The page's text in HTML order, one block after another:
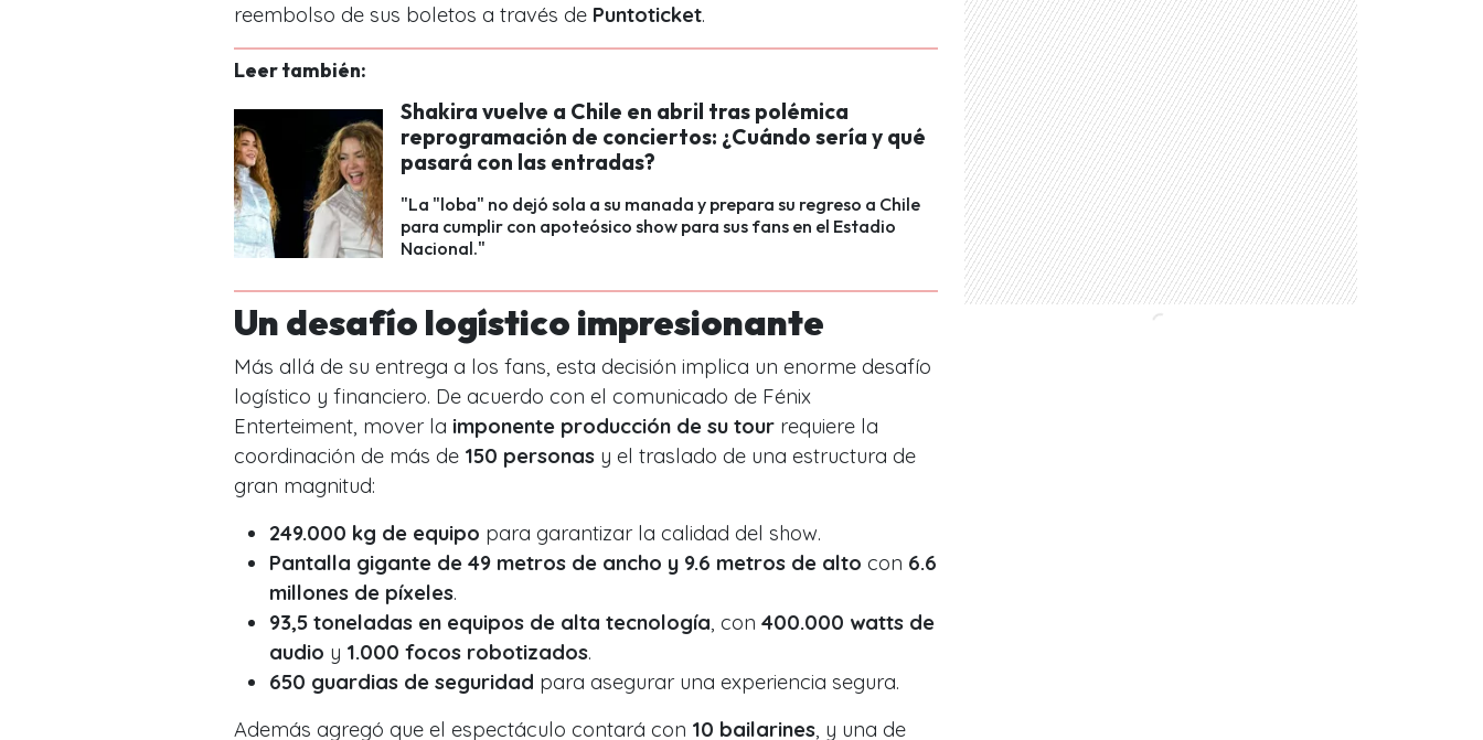
reembolso de sus boletos a través de Puntoticket.
Leer también:
Shakira vuelve a Chile en abril tras polémica
reprogramación de conciertos: ¿Cuándo sería y qué
pasará con las entradas?
"La "loba" no dejó sola a su manada y prepara su regreso a Chile
para cumplir con apoteósico show para sus fans en el Estadio
Nacional."
Un desafío logístico impresionante
Más allá de su entrega a los fans, esta decisión implica un enorme desafío
logístico y financiero. De acuerdo con el comunicado de Fénix
Enterteiment, mover la imponente producción de su tour requiere la
coordinación de más de 150 personas y el traslado de una estructura de
gran magnitud:
249.000 kg de equipo para garantizar la calidad del show.
Pantalla gigante de 49 metros de ancho y 9.6 metros de alto con 6.6
millones de píxeles.
93,5 toneladas en equipos de alta tecnología , con 400.000 watts de
audio y 1.000 focos robotizados.
650 guardias de seguridad para asegurar una experiencia segura.
Además agregó que el espectáculo contará con 10 bailarines , y una de